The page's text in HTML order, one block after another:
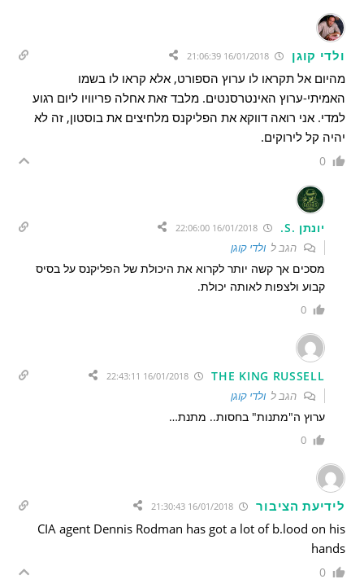
ולדי קוגן
מהיום אל תקראו לו ערוץ הספורט, אלא קראו לו בשמו
האמיתי-ערוץ האינטרסנטים. מלבד זאת אחלה פריוויו ליום רגוע
למדי. אני רואה דווקא את הפליקנס מלחיצים את בוסטון, זה לא
יהיה קל לירוקים.
0
יונתן .S.
הגב לולדי קוגן
מסכים אך קשה יותר לקרוא את היכולת של הפליקנס על בסיס
קבוע ולצפות לאותה יכולת.
0
THE KING RUSSELL
הגב לולדי קוגן
ערוץ ה"מתנות" בחסות.. מתנת…
0
לידיעת הציבור
CIA agent Dennis Rodman has got a lot of b.lood on his
hands
0